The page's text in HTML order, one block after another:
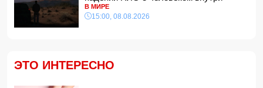
несовершеннолетней
14:28, 08.08.2026
Найдено тело утонувшего в море 16-летнего юноши
обвинений в адрес Инфантино
В МИРЕ
15:00, 08.08.2026
ЭТО ИНТЕРЕСНО